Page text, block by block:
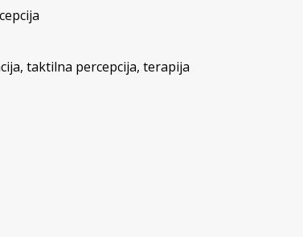
, taktilna percepcija, terapija